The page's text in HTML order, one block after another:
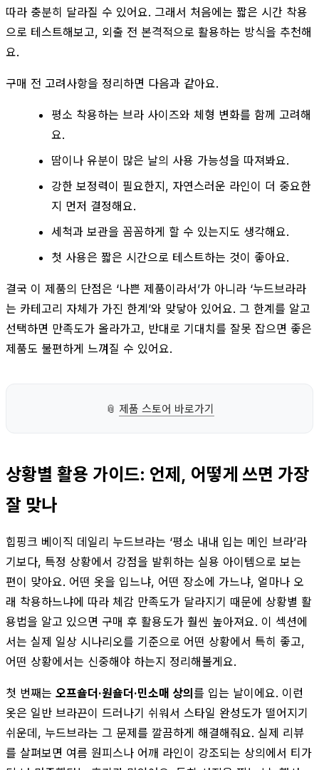
따라 충분히 달라질 수 있어요. 그래서 처음에는 짧은 시간 착용
으로 테스트해보고, 외출 전 본격적으로 활용하는 방식을 추천해
요.
구매 전 고려사항을 정리하면 다음과 같아요.
평소 착용하는 브라 사이즈와 체형 변화를 함께 고려해
요.
땀이나 유분이 많은 날의 사용 가능성을 따져봐요.
강한 보정력이 필요한지, 자연스러운 라인이 더 중요한
지 먼저 결정해요.
세척과 보관을 꼼꼼하게 할 수 있는지도 생각해요.
첫 사용은 짧은 시간으로 테스트하는 것이 좋아요.
결국 이 제품의 단점은 ‘나쁜 제품이라서’가 아니라 ‘누드브라라
는 카테고리 자체가 가진 한계’와 맞닿아 있어요. 그 한계를 알고
선택하면 만족도가 올라가고, 반대로 기대치를 잘못 잡으면 좋은
제품도 불편하게 느껴질 수 있어요.
📎 제품 스토어 바로가기
상황별 활용 가이드: 언제, 어떻게 쓰면 가장
잘 맞나
힙핑크 베이직 데일리 누드브라는 ‘평소 내내 입는 메인 브라’라
기보다, 특정 상황에서 강점을 발휘하는 실용 아이템으로 보는
편이 맞아요. 어떤 옷을 입느냐, 어떤 장소에 가느냐, 얼마나 오
래 착용하느냐에 따라 체감 만족도가 달라지기 때문에 상황별 활
용법을 알고 있으면 구매 후 활용도가 훨씬 높아져요. 이 섹션에
서는 실제 일상 시나리오를 기준으로 어떤 상황에서 특히 좋고,
어떤 상황에서는 신중해야 하는지 정리해볼게요.
첫 번째는 오프숄더·원숄더·민소매 상의를 입는 날이에요. 이런
옷은 일반 브라끈이 드러나기 쉬워서 스타일 완성도가 떨어지기
쉬운데, 누드브라는 그 문제를 깔끔하게 해결해줘요. 실제 리뷰
를 살펴보면 여름 원피스나 어깨 라인이 강조되는 상의에서 티가